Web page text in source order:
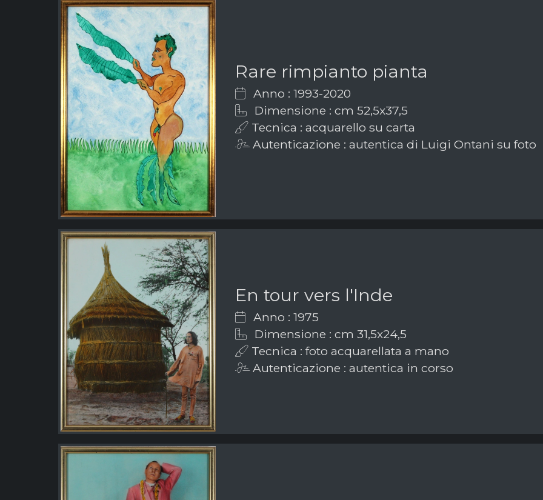
Rare rimpianto pianta
Anno : 1993-2020
Dimensione : cm 52,5x37,5
Tecnica : acquarello su carta
Autenticazione : autentica di Luigi Ontani su foto
En tour vers l'Inde
Anno : 1975
Dimensione : cm 31,5x24,5
Tecnica : foto acquarellata a mano
Autenticazione : autentica in corso